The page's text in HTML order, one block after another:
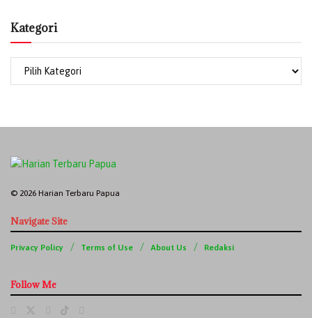
Kategori
© 2026 Harian Terbaru Papua
Navigate Site
Privacy Policy Terms of Use About Us Redaksi
Follow Me